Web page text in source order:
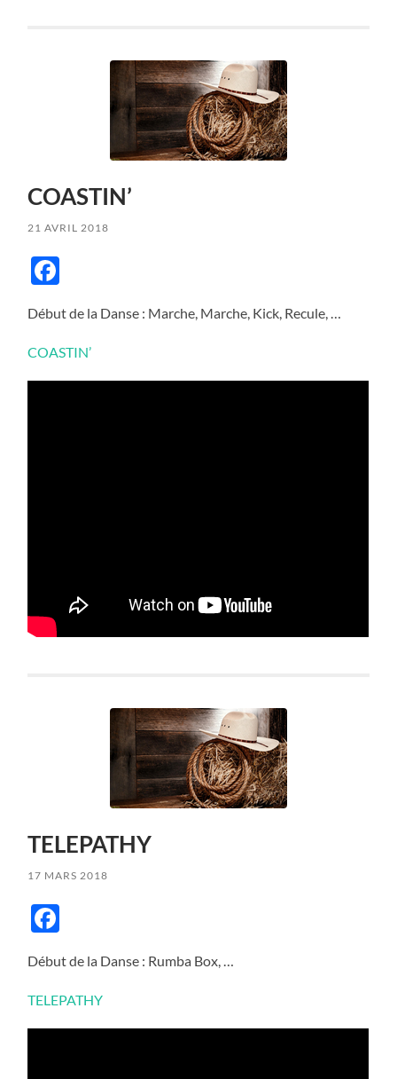
COASTIN’
21 AVRIL 2018
Début de la Danse : Marche, Marche, Kick, Recule, …
COASTIN’
TELEPATHY
17 MARS 2018
Début de la Danse : Rumba Box, …
TELEPATHY